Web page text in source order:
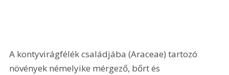
A kontyvirágfélék családjába (Araceae) tartozó
növények némelyike mérgező, bőrt és